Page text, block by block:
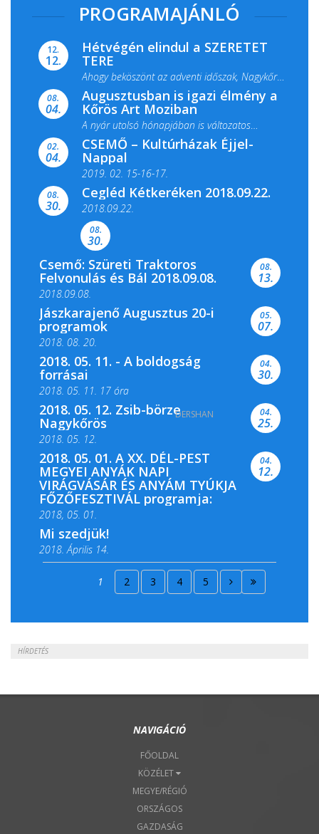
PROGRAMAJÁNLÓ
12.
12.
Hétvégén elindul a SZERETET
TERE
Ahogy beköszönt az adventi időszak, Nagykőrös
ismét megtelik ünnepi fénnyel és közös...
08.
04.
Augusztusban is igazi élmény a
Kőrös Art Moziban
A nyár utolsó hónapjában is változatos
filmkínálattal, családi...
02.
04.
CSEMŐ – Kultúrházak Éjjel-
Nappal
2019. 02. 15-16-17.
Színes és tartalmas programokkal várja a
Csemői Községi Könyvtár és...
08.
30.
Cegléd Kétkeréken 2018.09.22.
2018.09.22.
08.
30.
Csemő: Szüreti Traktoros
Felvonulás és Bál 2018.09.08.
2018.09.08.
08.
13.
Jászkarajenő Augusztus 20-i
programok
2018. 08. 20.
05.
07.
2018. 05. 11. - A boldogság
forrásai
2018. 05. 11. 17 óra
2018. 05. 11. 19 óra
04.
30.
2018. 05. 12. Zsib-börze
Nagykőrös
2018. 05. 12.
04.
25.
2018. 05. 01. A XX. DÉL-PEST
MEGYEI ANYÁK NAPI
VIRÁGVÁSÁR ÉS ANYÁM TYÚKJA
FŐZŐFESZTIVÁL programja:
2018, 05. 01.
04.
12.
Mi szedjük!
2018. Április 14.
2018. Április 15.
1 2 3 4 5
HÍRDETÉS
NAVIGÁCIÓ
FŐOLDAL
KÖZÉLET
MEGYE/RÉGIÓ
ORSZÁGOS
GAZDASÁG
DERSHAN